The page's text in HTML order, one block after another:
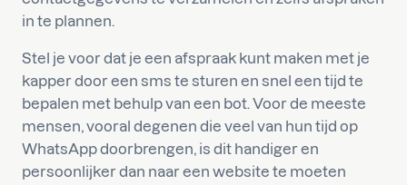
in te plannen.
Stel je voor dat je een afspraak kunt maken met je
kapper door een sms te sturen en snel een tijd te
bepalen met behulp van een bot. Voor de meeste
mensen, vooral degenen die veel van hun tijd op
WhatsApp doorbrengen, is dit handiger en
persoonlijker dan naar een website te moeten